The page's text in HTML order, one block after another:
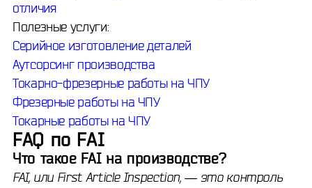
отличия
Полезные услуги:
Серийное изготовление деталей
Аутсорсинг производства
Токарно-фрезерные работы на ЧПУ
Фрезерные работы на ЧПУ
Токарные работы на ЧПУ
FAQ по FAI
Что такое FAI на производстве?
FAI, или First Article Inspection, — это контроль